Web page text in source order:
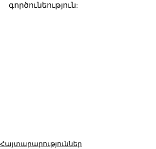
գործունեություն:
Հայտարարություններ